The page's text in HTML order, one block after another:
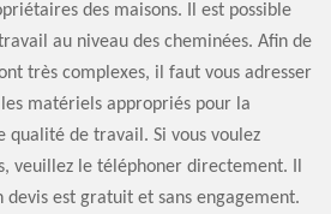
des maisons. Il est possible
au niveau des cheminées. Afin de
très complexes, il faut vous adresser
les matériels appropriés pour la
de travail. Si vous voulez
veuillez le téléphoner directement. Il
devis est gratuit et sans engagement.